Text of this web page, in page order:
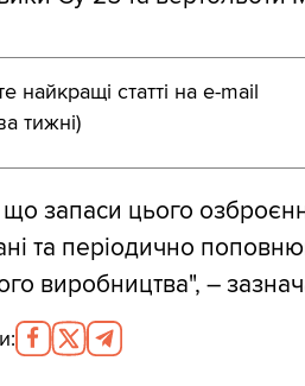
найкращі статті на e-mail
тижні)
запаси цього
та періодично
виробництва", –
: